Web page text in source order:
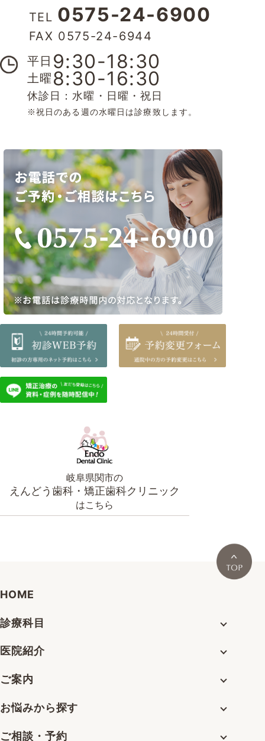
TEL 0575-24-6900
FAX 0575-24-6944
平日 9:30-18:30
土曜 8:30-16:30
休診日：水曜・日曜・祝日
※祝日のある週の水曜日は診療致します。
岐阜県関市の
えんどう歯科・矯正歯科クリニック
はこちら
HOME
診療科目
医院紹介
ご案内
お悩みから探す
ご相談・予約